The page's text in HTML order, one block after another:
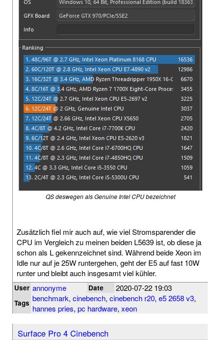
QS deswegen als Genuine Intel CPU bezeichnet
Zusätzlich fiel mir auch auf, wie viel Stromsparender die
CPU im Vergleich zu meinen beiden L5639 ist, ob diese ja
schon als L gekennzeichnet sind. Während beide Xeon im
Idle nur auf je 25W runtergehen, geht der E5 auf fast 10W
runter und bleibt auch insgesamt viel kühler.
User annonyme Date 2020-07-22 19:03
Tags benchmark, cinebench, cinebench r20, e5 2658 v3,
hannes pries, pc hardware, xeon
Surface Pro 4 Cinebench